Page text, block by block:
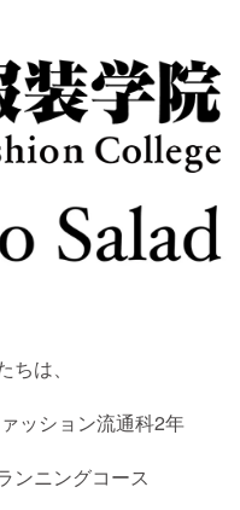
ちは、
ッション流通科2年
ンニングコース